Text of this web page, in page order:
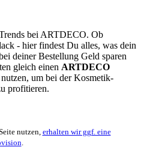
bei ARTDECO. Ob
- hier findest Du alles, was dein
deiner Bestellung Geld sparen
gleich einen ARTDECO
nutzen, um bei der Kosmetik-
profitieren.
nutzen, erhalten wir ggf. eine